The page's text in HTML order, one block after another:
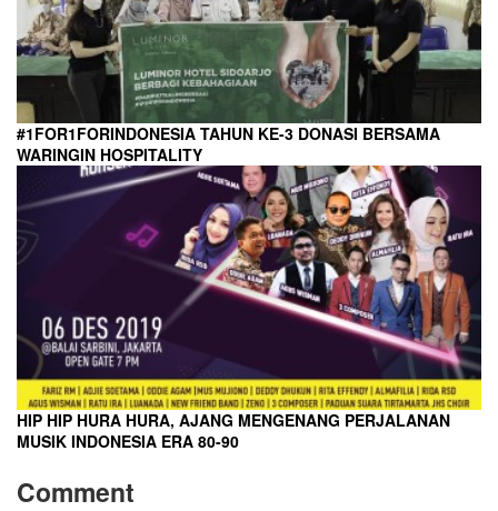
#1FOR1FORINDONESIA TAHUN KE-3 DONASI BERSAMA
WARINGIN HOSPITALITY
HIP HIP HURA HURA, AJANG MENGENANG PERJALANAN
MUSIK INDONESIA ERA 80-90
Comment